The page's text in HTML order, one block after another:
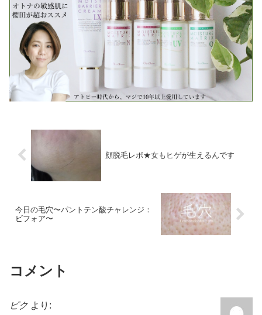
顔脱毛レポ★女もヒゲが生えるんです
今日の毛穴〜パントテン酸チャレンジ：
ビフォア〜
コメント
ピク より: